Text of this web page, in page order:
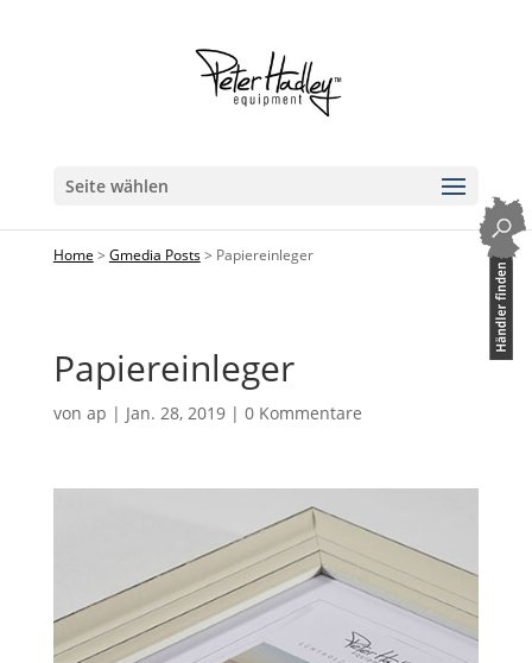
Seite wählen
Home > Gmedia Posts> Papiereinleger
Papiereinleger
von ap | Jan. 28, 2019| 0 Kommentare